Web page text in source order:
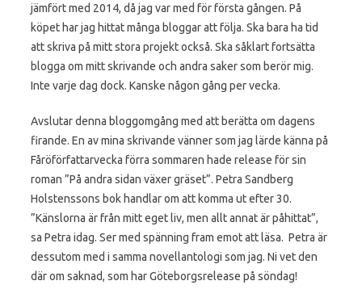
jämfört med 2014, då jag var med för första gången. På
köpet har jag hittat många bloggar att följa. Ska bara ha tid
att skriva på mitt stora projekt också. Ska såklart fortsätta
blogga om mitt skrivande och andra saker som berör mig.
Inte varje dag dock. Kanske någon gång per vecka.
Avslutar denna bloggomgång med att berätta om dagens
firande. En av mina skrivande vänner som jag lärde känna på
Fåröförfattarvecka förra sommaren hade release för sin
roman ”På andra sidan växer gräset”. Petra Sandberg
Holstenssons bok handlar om att komma ut efter 30.
”Känslorna är från mitt eget liv, men allt annat är påhittat”,
sa Petra idag. Ser med spänning fram emot att läsa. Petra är
dessutom med i samma novellantologi som jag. Ni vet den
där om saknad, som har Göteborgsrelease på söndag!